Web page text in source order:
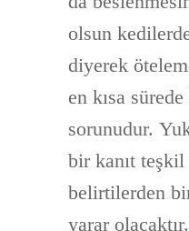
olsun
diyerek
en kısa
sorunudur.
bir kanıt
belirtilerden
yarar